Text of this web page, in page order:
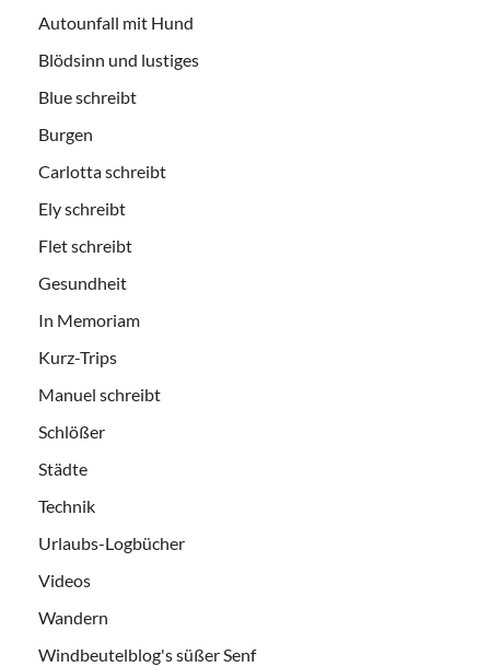
Autounfall mit Hund
Blödsinn und lustiges
Blue schreibt
Burgen
Carlotta schreibt
Ely schreibt
Flet schreibt
Gesundheit
In Memoriam
Kurz-Trips
Manuel schreibt
Schlößer
Städte
Technik
Urlaubs-Logbücher
Videos
Wandern
Windbeutelblog's süßer Senf